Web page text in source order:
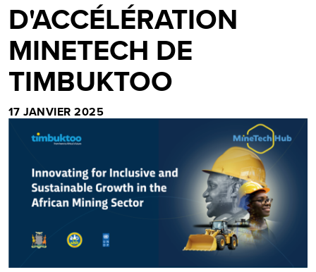
D'ACCÉLÉRATION
MINETECH DE
TIMBUKTOO
17 JANVIER 2025